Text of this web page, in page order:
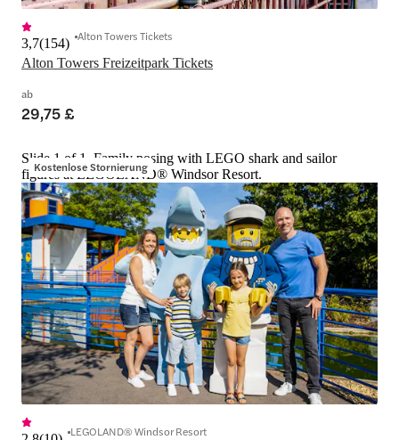
Alton Towers Freizeitpark Tickets
3,7(154) Alton Towers Tickets
ab
29,75 £
Kostenlose Stornierung
Slide 1 of 1, Family posing with LEGO shark and sailor
figures at LEGOLAND® Windsor Resort.
LEGOLAND® Windsor Resort